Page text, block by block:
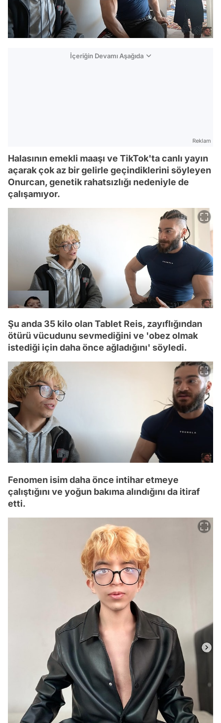
İçeriğin Devamı Aşağıda
Reklam
Halasının emekli maaşı ve TikTok'ta canlı yayın
açarak çok az bir gelirle geçindiklerini söyleyen
Onurcan, genetik rahatsızlığı nedeniyle de
çalışamıyor.
Şu anda 35 kilo olan Tablet Reis, zayıflığından
ötürü vücudunu sevmediğini ve 'obez olmak
istediği için daha önce ağladığını' söyledi.
Fenomen isim daha önce intihar etmeye
çalıştığını ve yoğun bakıma alındığını da itiraf
etti.